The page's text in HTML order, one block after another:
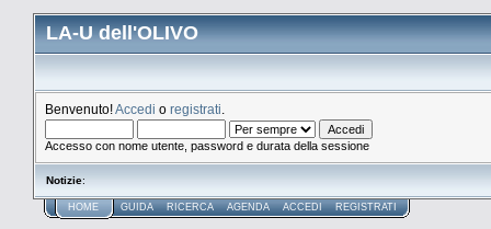
LA-U dell'OLIVO
Benvenuto!Accedi o registrati
Accesso con nome utente, password e durata della sessione
Notizie:
HOME GUIDA RICERCA AGENDA ACCEDI REGISTRATI